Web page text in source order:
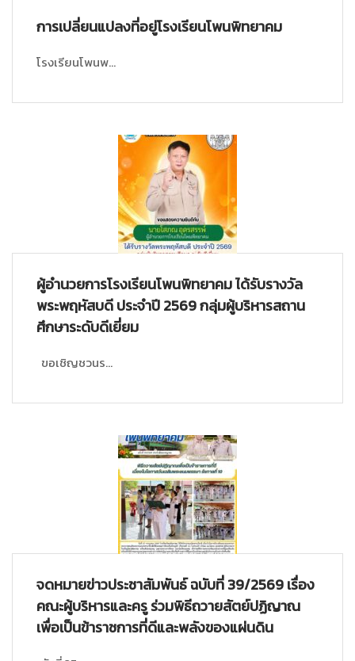
การเปลี่ยนแปลงที่อยู่โรงเรียนโพนพิทยาคม
โรงเรียนโพนพ...
ผู้อำนวยการโรงเรียนโพนพิทยาคม ได้รับรางวัล
พระพฤหัสบดี ประจำปี 2569 กลุ่มผู้บริหารสถาน
ศึกษาระดับดีเยี่ยม
ขอเชิญชวนร...
จดหมายข่าวประชาสัมพันธ์ ฉบับที่ 39/2569 เรื่อง
คณะผู้บริหารและครู ร่วมพิธีถวายสัตย์ปฏิญาณ
เพื่อเป็นข้าราชการที่ดีและพลังของแผ่นดิน